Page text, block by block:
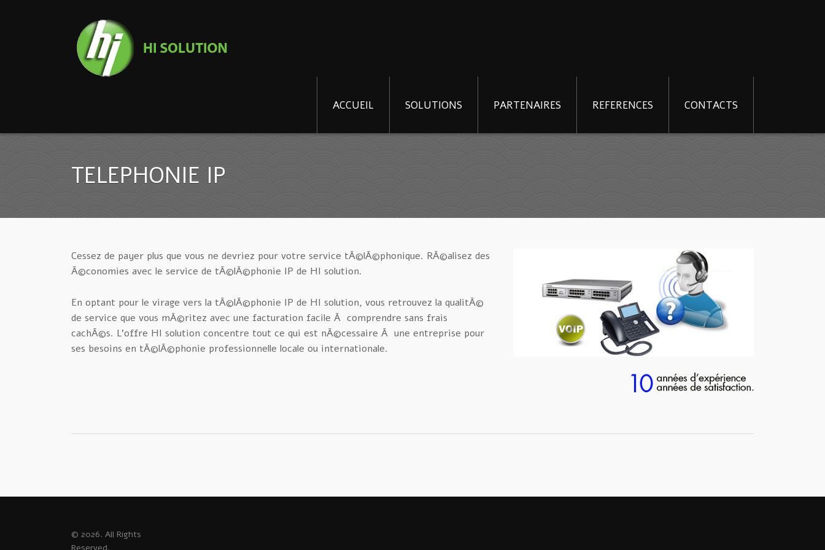
ACCUEIL SOLUTIONS PARTENAIRES REFERENCES CONTACTS
TELEPHONIE IP
Cessez de payer plus que vous ne devriez pour votre service tÃ©lÃ©phonique. RÃ©alisez des
Ã©conomies avec le service de tÃ©lÃ©phonie IP de HI solution.
En optant pour le virage vers la tÃ©lÃ©phonie IP de HI solution, vous retrouvez la qualitÃ©
de service que vous mÃ©ritez avec une facturation facile Ã comprendre sans frais
cachÃ©s. L’offre HI solution concentre tout ce qui est nÃ©cessaire Ã une entreprise pour
ses besoins en tÃ©lÃ©phonie professionnelle locale ou internationale.
© 2026. All Rights
Reserved.